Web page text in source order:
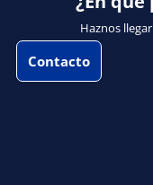
Haznos
Contacto